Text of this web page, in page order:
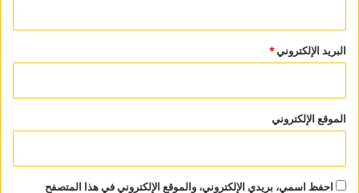
البريد الإلكتروني*
الموقع الإلكتروني
احفظ اسمي، بريدي الإلكتروني، والموقع الإلكتروني في هذا المتصفح